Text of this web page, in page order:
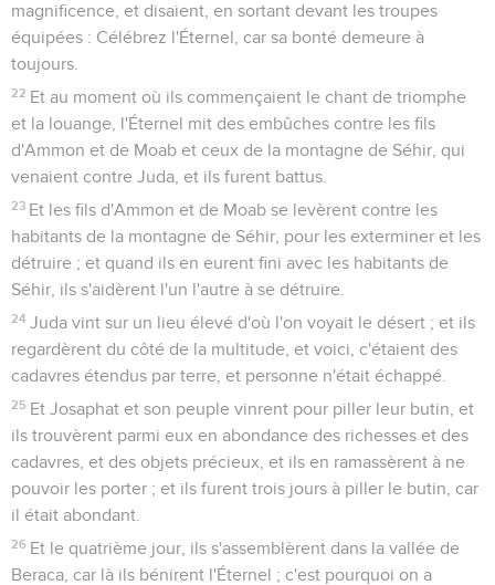
magnificence, et disaient, en sortant devant les troupes
équipées : Célébrez l'Éternel, car sa bonté demeure à
toujours.
22 Et au moment où ils commençaient le chant de triomphe
et la louange, l'Éternel mit des embûches contre les fils
d'Ammon et de Moab et ceux de la montagne de Séhir, qui
venaient contre Juda, et ils furent battus.
23 Et les fils d'Ammon et de Moab se levèrent contre les
habitants de la montagne de Séhir, pour les exterminer et les
détruire ; et quand ils en eurent fini avec les habitants de
Séhir, ils s'aidèrent l'un l'autre à se détruire.
24 Juda vint sur un lieu élevé d'où l'on voyait le désert ; et ils
regardèrent du côté de la multitude, et voici, c'étaient des
cadavres étendus par terre, et personne n'était échappé.
25 Et Josaphat et son peuple vinrent pour piller leur butin, et
ils trouvèrent parmi eux en abondance des richesses et des
cadavres, et des objets précieux, et ils en ramassèrent à ne
pouvoir les porter ; et ils furent trois jours à piller le butin, car
il était abondant.
26 Et le quatrième jour, ils s'assemblèrent dans la vallée de
Beraca, car là ils bénirent l'Éternel ; c'est pourquoi on a